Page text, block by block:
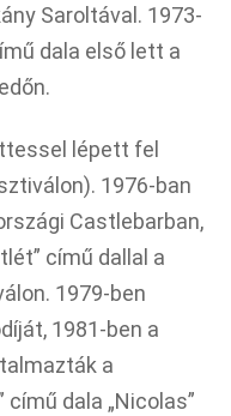
Saroltával. 1973-
dala első lett a
lépett fel
1976-ban
Castlebarban,
című dallal a
1979-ben
1981-ben a
a
dala „Nicolas”